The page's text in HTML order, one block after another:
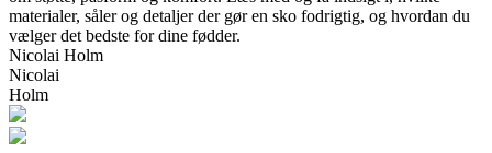
materialer, såler og detaljer der gør en sko fodrigtig, og hvordan du
vælger det bedste for dine fødder.
Nicolai Holm
Nicolai
Holm